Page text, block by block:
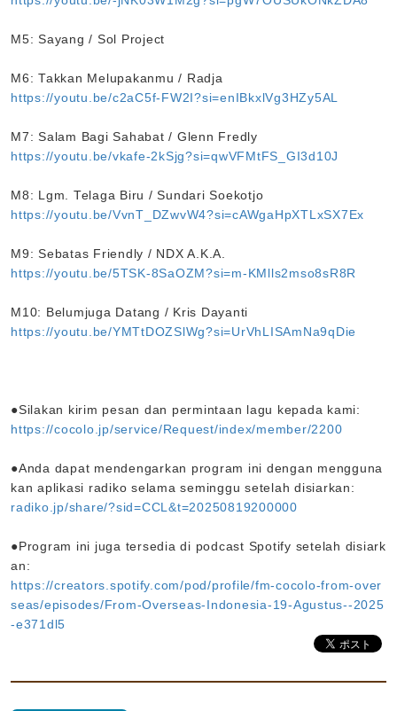
M5: Sayang / Sol Project
M6: Takkan Melupakanmu / Radja
https://youtu.be/c2aC5f-FW2I?si=enIBkxlVg3HZy5AL
M7: Salam Bagi Sahabat / Glenn Fredly
https://youtu.be/vkafe-2kSjg?si=qwVFMtFS_GI3d10J
M8: Lgm. Telaga Biru / Sundari Soekotjo
https://youtu.be/VvnT_DZwvW4?si=cAWgaHpXTLxSX7Ex
M9: Sebatas Friendly / NDX A.K.A.
https://youtu.be/5TSK-8SaOZM?si=m-KMlls2mso8sR8R
M10: Belumjuga Datang / Kris Dayanti
https://youtu.be/YMTtDOZSlWg?si=UrVhLISAmNa9qDie
●Silakan kirim pesan dan permintaan lagu kepada kami:
https://cocolo.jp/service/Request/index/member/2200
●Anda dapat mendengarkan program ini dengan mengguna
kan aplikasi radiko selama seminggu setelah disiarkan:
radiko.jp/share/?sid=CCL&t=20250819200000
●Program ini juga tersedia di podcast Spotify setelah disiark
an:
https://creators.spotify.com/pod/profile/fm-cocolo-from-over
seas/episodes/From-Overseas-Indonesia-19-Agustus--2025
-e371dl5